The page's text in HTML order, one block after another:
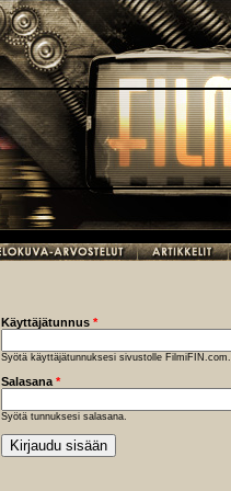
Käyttäjätunnus *
Syötä käyttäjätunnuksesi sivustolle FilmiFIN.com.
Salasana *
Syötä tunnuksesi salasana.